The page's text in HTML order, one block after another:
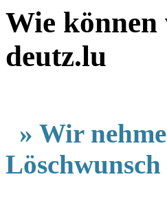
Wie
deutz.lu
» Wir